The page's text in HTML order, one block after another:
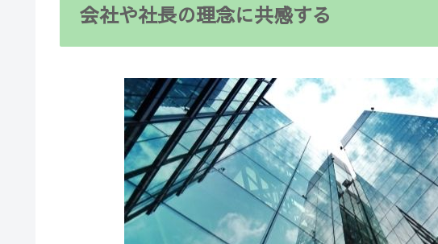
会社や社長の理念に共感する